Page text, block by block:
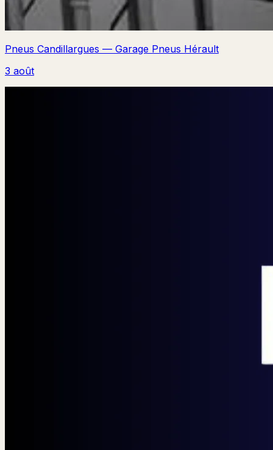
Pneus Candillargues — Garage Pneus Hérault
3 août